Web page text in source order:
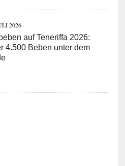
2026
auf Teneriffa 2026:
4.500 Beben unter dem